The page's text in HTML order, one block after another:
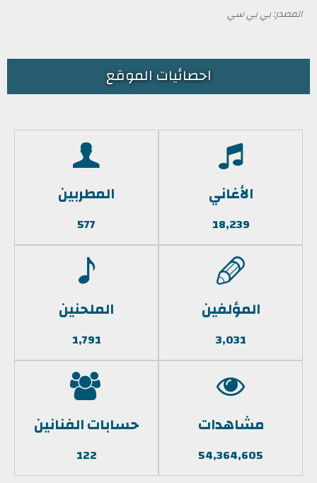
المصدر: بي بي سي
احصائيات الموقع
الأغاني
18,239
المطربين
577
المؤلفين
3,031
الملحنين
1,791
مشاهدات
54,364,605
حسابات الفنانين
122